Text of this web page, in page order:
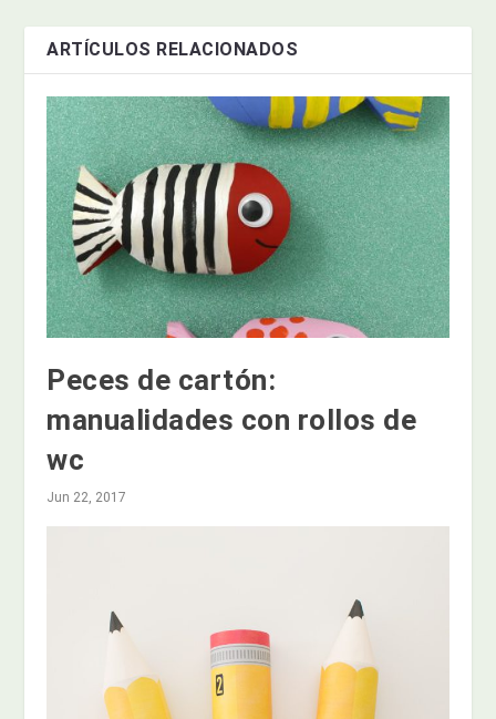
ARTÍCULOS RELACIONADOS
Peces de cartón:
manualidades con rollos de
wc
Jun 22, 2017